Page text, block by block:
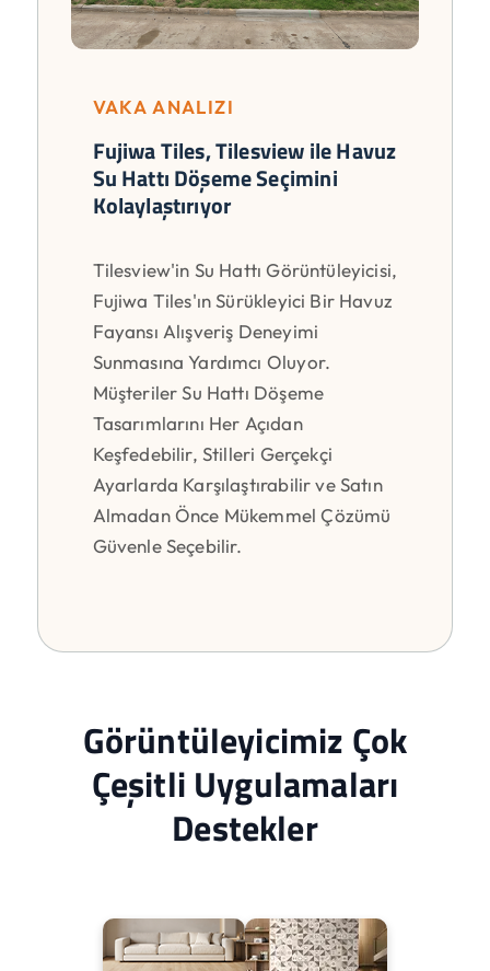
VAKA ANALIZI
Fujiwa Tiles, Tilesview ile Havuz
Su Hattı Döşeme Seçimini
Kolaylaştırıyor
Tilesview'in Su Hattı Görüntüleyicisi,
Fujiwa Tiles'ın Sürükleyici Bir Havuz
Fayansı Alışveriş Deneyimi
Sunmasına Yardımcı Oluyor.
Müşteriler Su Hattı Döşeme
Tasarımlarını Her Açıdan
Keşfedebilir, Stilleri Gerçekçi
Ayarlarda Karşılaştırabilir ve Satın
Almadan Önce Mükemmel Çözümü
Güvenle Seçebilir.
Görüntüleyicimiz Çok
Çeşitli Uygulamaları
Destekler